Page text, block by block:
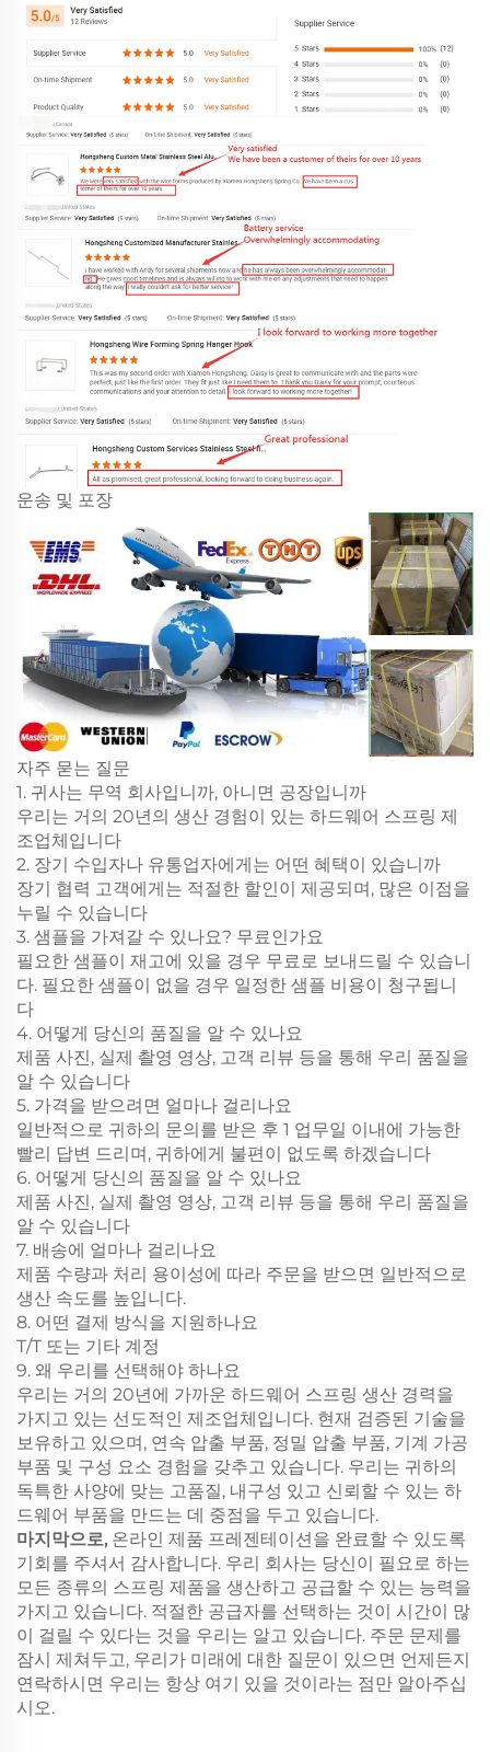
운송 및 포장
자주 묻는 질문
1. 귀사는 무역 회사입니까, 아니면 공장입니까
우리는 거의 20년의 생산 경험이 있는 하드웨어 스프링 제
조업체입니다
2. 장기 수입자나 유통업자에게는 어떤 혜택이 있습니까
장기 협력 고객에게는 적절한 할인이 제공되며, 많은 이점을
누릴 수 있습니다
3. 샘플을 가져갈 수 있나요? 무료인가요
필요한 샘플이 재고에 있을 경우 무료로 보내드릴 수 있습니
다. 필요한 샘플이 없을 경우 일정한 샘플 비용이 청구됩니
다
4. 어떻게 당신의 품질을 알 수 있나요
제품 사진, 실제 촬영 영상, 고객 리뷰 등을 통해 우리 품질을
알 수 있습니다
5. 가격을 받으려면 얼마나 걸리나요
일반적으로 귀하의 문의를 받은 후 1 업무일 이내에 가능한
빨리 답변 드리며, 귀하에게 불편이 없도록 하겠습니다
6. 어떻게 당신의 품질을 알 수 있나요
제품 사진, 실제 촬영 영상, 고객 리뷰 등을 통해 우리 품질을
알 수 있습니다
7. 배송에 얼마나 걸리나요
제품 수량과 처리 용이성에 따라 주문을 받으면 일반적으로
생산 속도를 높입니다.
8. 어떤 결제 방식을 지원하나요
T/T 또는 기타 계정
9. 왜 우리를 선택해야 하나요
우리는 거의 20년에 가까운 하드웨어 스프링 생산 경력을
가지고 있는 선도적인 제조업체입니다. 현재 검증된 기술을
보유하고 있으며, 연속 압출 부품, 정밀 압출 부품, 기계 가공
부품 및 구성 요소 경험을 갖추고 있습니다. 우리는 귀하의
독특한 사양에 맞는 고품질, 내구성 있고 신뢰할 수 있는 하
드웨어 부품을 만드는 데 중점을 두고 있습니다.
마지막으로, 온라인 제품 프레젠테이션을 완료할 수 있도록
기회를 주셔서 감사합니다. 우리 회사는 당신이 필요로 하는
모든 종류의 스프링 제품을 생산하고 공급할 수 있는 능력을
가지고 있습니다. 적절한 공급자를 선택하는 것이 시간이 많
이 걸릴 수 있다는 것을 우리는 알고 있습니다. 주문 문제를
잠시 제쳐두고, 우리가 미래에 대한 질문이 있으면 언제든지
연락하시면 우리는 항상 여기 있을 것이라는 점만 알아주십
시오.